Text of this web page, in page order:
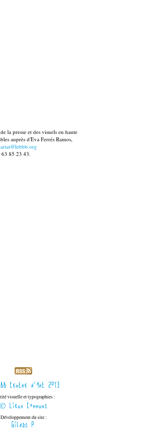
la presse et des visuels en haute
auprès d'Eva Ferrés Ramos,
63 85 23 43.
Centre d'Art 2013
visuelle et typographies :
© Lieux Communs
Développement du site :
Gildas P.